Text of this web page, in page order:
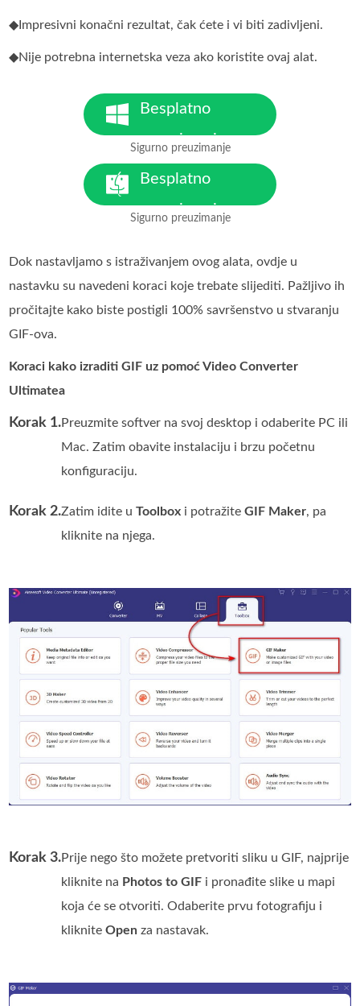
◆Impresivni konačni rezultat, čak ćete i vi biti zadivljeni.
◆Nije potrebna internetska veza ako koristite ovaj alat.
Besplatno
preuzimanje
Za Windows 7 ili noviji
Sigurno preuzimanje
Besplatno
preuzimanje
Za MacOS 10.7 ili noviji
Sigurno preuzimanje
Dok nastavljamo s istraživanjem ovog alata, ovdje u
nastavku su navedeni koraci koje trebate slijediti. Pažljivo ih
pročitajte kako biste postigli 100% savršenstvo u stvaranju
GIF-ova.
Koraci kako izraditi GIF uz pomoć Video Converter
Ultimatea
Korak 1.Preuzmite softver na svoj desktop i odaberite PC ili
Mac. Zatim obavite instalaciju i brzu početnu
konfiguraciju.
Korak 2.Zatim idite uToolbox i potražiteGIF Maker, pa
kliknite na njega.
Korak 3.Prije nego što možete pretvoriti sliku u GIF, najprije
kliknite na Photos to GIF i pronađite slike u mapi
koja će se otvoriti. Odaberite prvu fotografiju i
klikniteOpen za nastavak.